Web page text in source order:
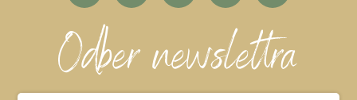
Odber newslettra